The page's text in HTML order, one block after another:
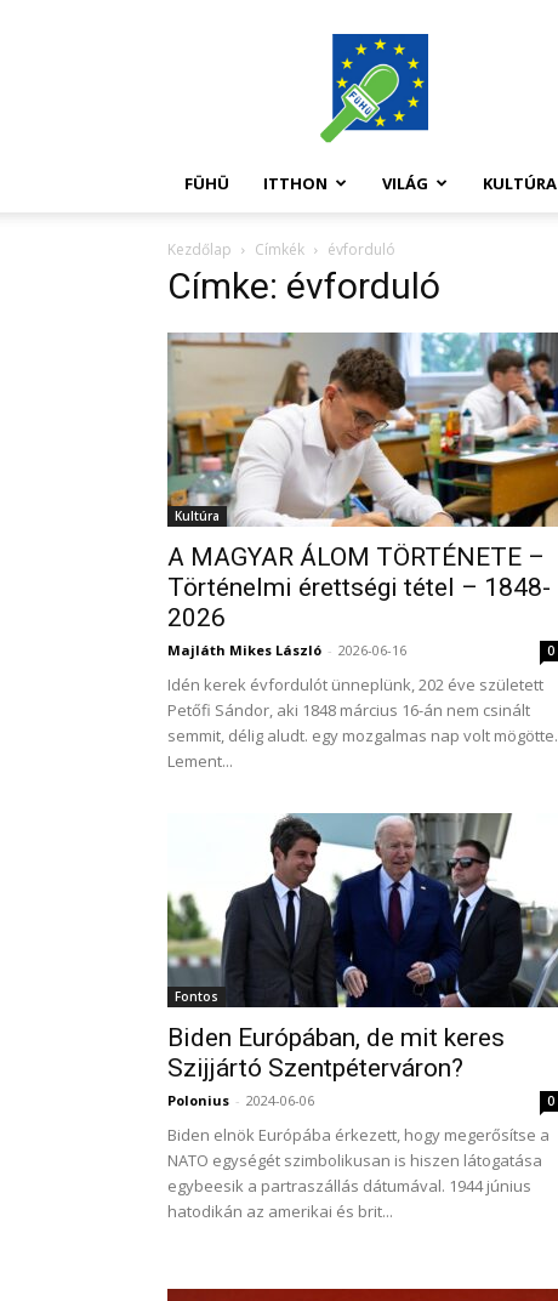
FüHü
FÜHÜ ITTHON VILÁG KULTÚRA
Kezdőlap Címkék évforduló
Címke: évforduló
Kultúra
A MAGYAR ÁLOM TÖRTÉNETE –
Történelmi érettségi tétel – 1848-
2026
Majláth Mikes László - 2026-06-16 0
Idén kerek évfordulót ünneplünk, 202 éve született
Petőfi Sándor, aki 1848 március 16-án nem csinált
semmit, délig aludt. egy mozgalmas nap volt mögötte.
Lement...
Fontos
Biden Európában, de mit keres
Szijjártó Szentpéterváron?
Polonius - 2024-06-06 0
Biden elnök Európába érkezett, hogy megerősítse a
NATO egységét szimbolikusan is hiszen látogatása
egybeesik a partraszállás dátumával. 1944 június
hatodikán az amerikai és brit...